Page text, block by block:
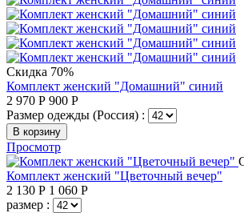
Скидка 70%
Комплект женский "Домашний" синий
2 970 Р 900 Р
Размер одежды (Россия) :
В корзину
Просмотр
Комплект женский "Цветочный вечер"
2 130 Р 1 060 Р
размер :